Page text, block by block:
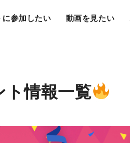
に参加したい 動画を見たい
ト情報一覧